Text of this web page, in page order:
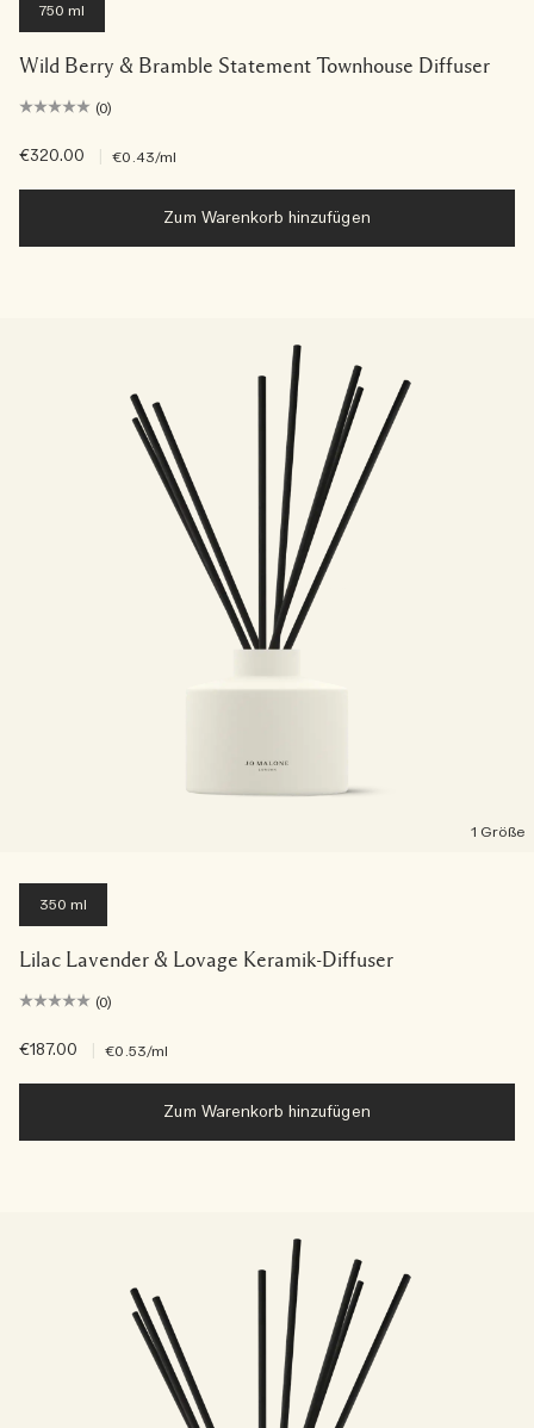
750 ml
Wild Berry & Bramble Statement Townhouse Diffuser
(0)
€320.00 €0.43/ml
Zum Warenkorb hinzufügen
1 Größe
350 ml
Lilac Lavender & Lovage Keramik-Diffuser
(0)
€187.00 €0.53/ml
Zum Warenkorb hinzufügen